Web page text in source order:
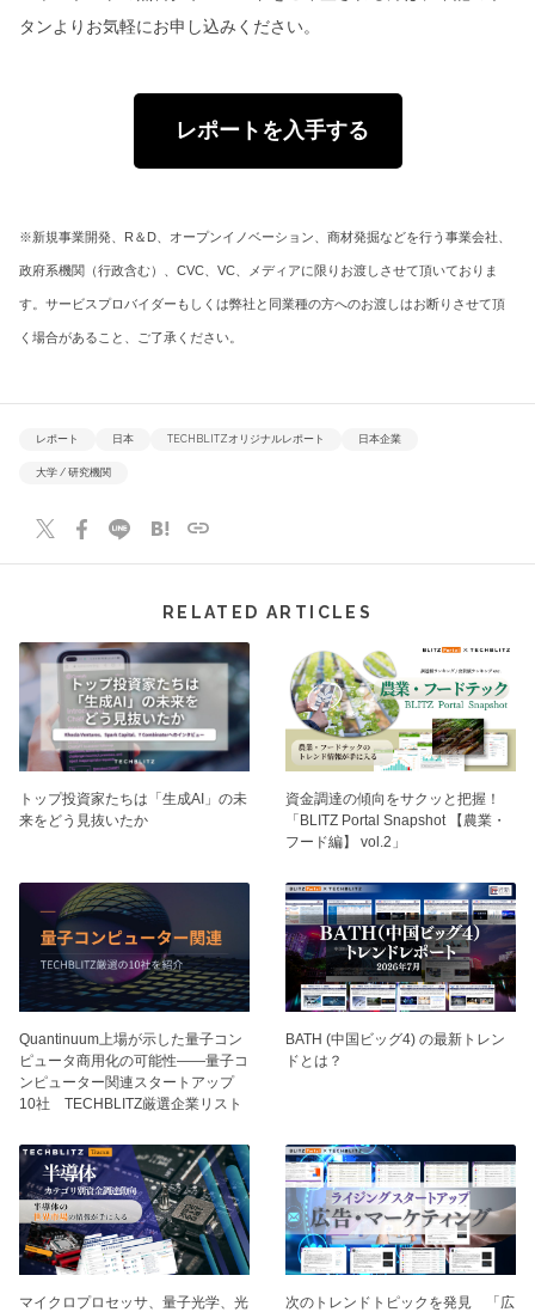
タンよりお気軽にお申し込みください。
レポートを入手する
※新規事業開発、R＆D、オープンイノベーション、商材発掘などを行う事業会社、
政府系機関（行政含む）、CVC、VC、メディアに限りお渡しさせて頂いておりま
す。サービスプロバイダーもしくは弊社と同業種の方へのお渡しはお断りさせて頂
く場合があること、ご了承ください。
レポート 日本 TECHBLITZオリジナルレポート 日本企業
大学 / 研究機関
RELATED ARTICLES
トップ投資家たちは「生成AI」の未
来をどう見抜いたか
資⾦調達の傾向をサクッと把握！
「BLITZ Portal Snapshot 【農業・
フード編】 vol.2」
Quantinuum上場が示した量子コン
ピュータ商用化の可能性——量子コ
ンピューター関連スタートアップ
10社 TECHBLITZ厳選企業リスト
BATH (中国ビッグ4) の最新トレン
ドとは？
マイクロプロセッサ、量子光学、光
次のトレンドトピックを発見 「広